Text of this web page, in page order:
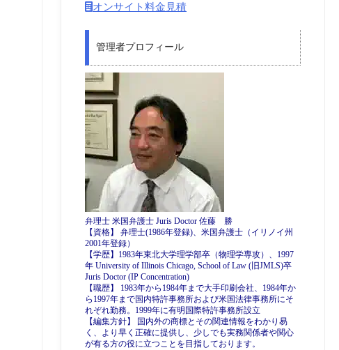
オンサイト料金見積
管理者プロフィール
弁理士 米国弁護士 Juris Doctor 佐藤 勝
【資格】 弁理士(1986年登録)、米国弁護士（イリノイ州
2001年登録）
【学歴】1983年東北大学理学部卒（物理学専攻）、1997
年 University of Illinois Chicago, School of Law (旧JMLS)卒
Juris Doctor (IP Concentration)
【職歴】 1983年から1984年まで大手印刷会社、1984年か
ら1997年まで国内特許事務所および米国法律事務所にそ
れぞれ勤務。1999年に有明国際特許事務所設立
【編集方針】 国内外の商標とその関連情報をわかり易
く、より早く正確に提供し、少しでも実務関係者や関心
が有る方の役に立つことを目指しております。